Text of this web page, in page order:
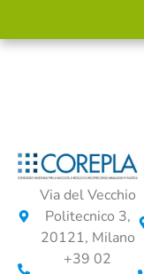
Via del Vecchio
Politecnico 3,
20121, Milano
+39 02